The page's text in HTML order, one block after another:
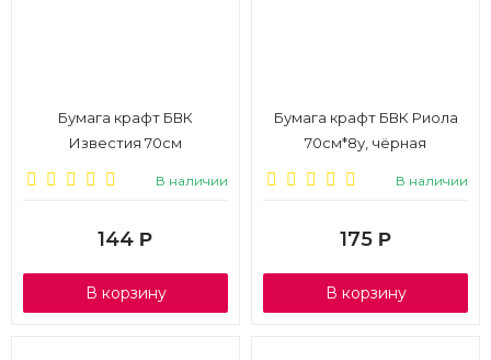
Бумага крафт БВК
Известия 70см
В наличии
144 Р
В корзину
Бумага крафт БВК Риола
70см*8у, чёрная
В наличии
175 Р
В корзину